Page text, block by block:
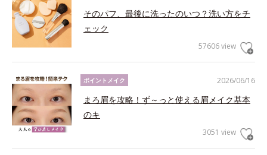
そのパフ、最後に洗ったのいつ？洗い方をチ
ェック
57606 view
2026/06/16
ポイントメイク
まろ眉を攻略！ず～っと使える眉メイク基本
のキ
3051 view